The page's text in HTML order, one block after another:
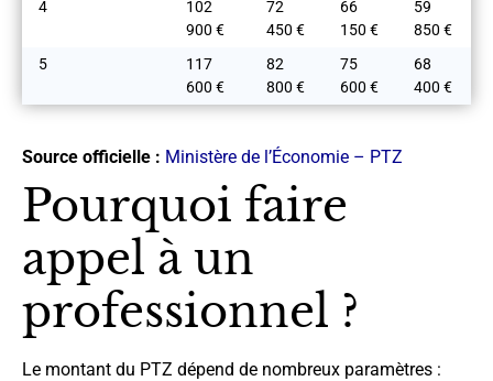
4
102
900 €
72
450 €
66
150 €
59
850 €
5
117
600 €
82
800 €
75
600 €
68
400 €
Source officielle : Ministère de l’Économie – PTZ
Pourquoi faire
appel à un
professionnel ?
Le montant du PTZ dépend de nombreux paramètres :